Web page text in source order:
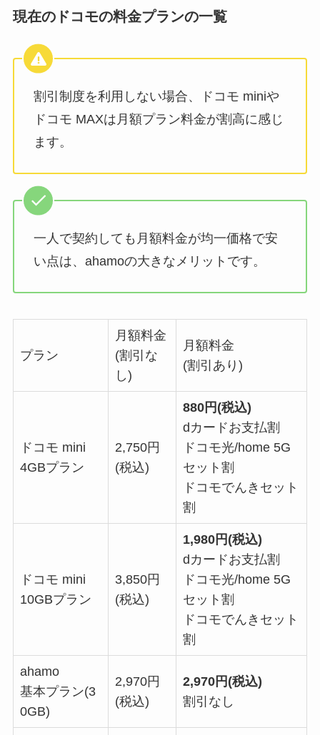
現在のドコモの料金プランの一覧
割引制度を利用しない場合、ドコモ miniや
ドコモ MAXは月額プラン料金が割高に感じ
ます。
一人で契約しても月額料金が均一価格で安
い点は、ahamoの大きなメリットです。
プラン
月額料金
(割引な
し)
月額料金
(割引あり)
ドコモ mini
4GBプラン
2,750円
(税込)
880円(税込)
dカードお支払割
ドコモ光/home 5G
セット割
ドコモでんきセット
割
ドコモ mini
10GBプラン
3,850円
(税込)
1,980円(税込)
dカードお支払割
ドコモ光/home 5G
セット割
ドコモでんきセット
割
ahamo
基本プラン(3
0GB)
2,970円
(税込)
2,970円(税込)
割引なし